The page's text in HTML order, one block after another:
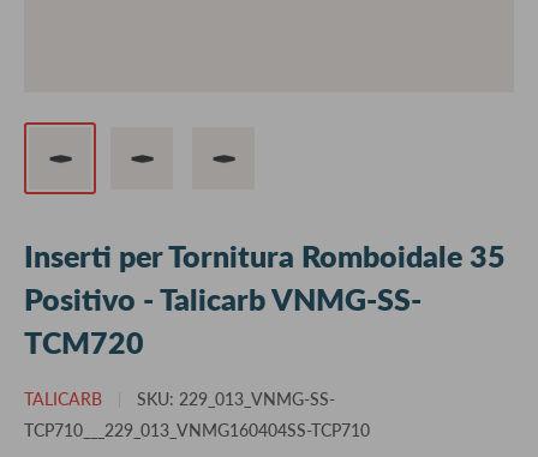
Inserti per Tornitura Romboidale 35
Positivo - Talicarb VNMG-SS-
TCM720
TALICARB SKU: 229_013_VNMG-SS-
TCP710___229_013_VNMG160404SS-TCP710